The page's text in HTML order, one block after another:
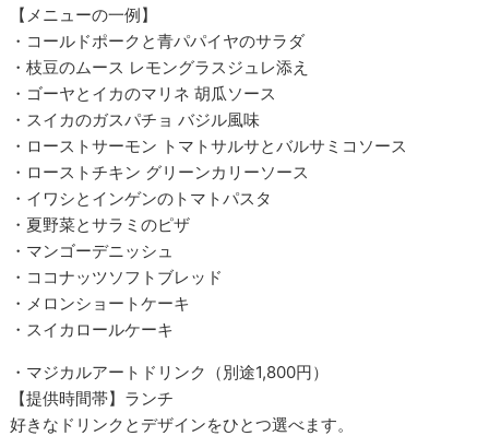
【メニューの一例】
・コールドポークと青パパイヤのサラダ
・枝豆のムース レモングラスジュレ添え
・ゴーヤとイカのマリネ 胡瓜ソース
・スイカのガスパチョ バジル風味
・ローストサーモン トマトサルサとバルサミコソース
・ローストチキン グリーンカリーソース
・イワシとインゲンのトマトパスタ
・夏野菜とサラミのピザ
・マンゴーデニッシュ
・ココナッツソフトブレッド
・メロンショートケーキ
・スイカロールケーキ
・マジカルアートドリンク（別途1,800円）
【提供時間帯】ランチ
好きなドリンクとデザインをひとつ選べます。